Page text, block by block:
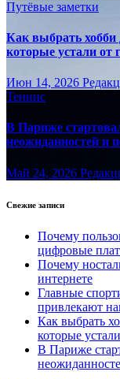
Путёвые заметки
Как выбрать
которые устали от
Июн 14, 2026
Теннис
В Париже
неожиданностей и
Май 24, 2026
Свежие записи
Почему
цифровые
Почему
интернете
Главные
привлекают
Как выбрать
которые
В Париже